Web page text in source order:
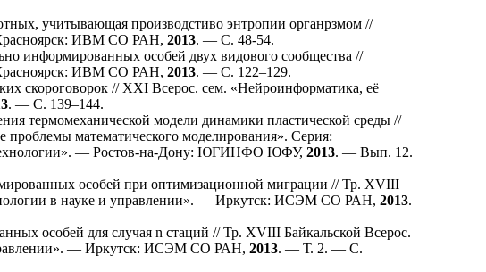
учитывающая производстиво энтропии органрзмом //
ИВМ СО РАН, 2013. — С. 48-54.
информированных особей двух видового сообщества //
ИВМ СО РАН, 2013. — С. 1 22–129.
скороговорок // XXI Всерос. сем. «Нейроинформатика, её
. — С. 139–144.
термомеханической модели динамики пластической среды //
математического моделирования». Серия:
технологии». — Ростов-на-Дону: ЮГИНФО ЮФУ, 2013. — Вып. 12.
особей при оптимизационной миграции // Тр. XVIII
в науке и управлении». — Иркутск: ИСЭМ СО РАН, 2013.
особей для случая n стаций // Тр. XVIII Байкальской Всерос.
— Иркутск: ИСЭМ СО РАН, 2013. — Т. 2. — С.